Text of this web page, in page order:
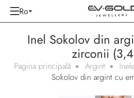
Ro
Inel Sokolov din
zirconii
Pagina principală Argint
Sokolov din argint cu